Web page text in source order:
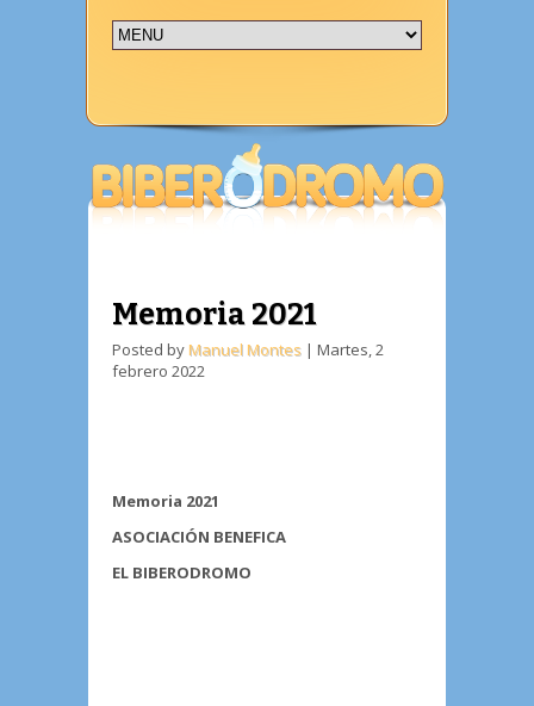
Memoria 2021
Posted by Manuel Montes | Martes, 2
febrero 2022
Memoria 2021
ASOCIACIÓN BENEFICA
EL BIBERODROMO